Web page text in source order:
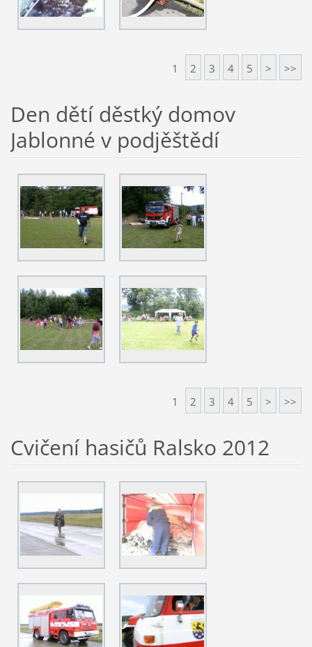
1 2 3 4 5 > >>
Den dětí děstký domov
Jablonné v podjěštědí
1 2 3 4 5 > >>
Cvičení hasičů Ralsko 2012